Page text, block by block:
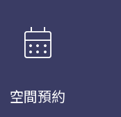
calendar_month
空間預約